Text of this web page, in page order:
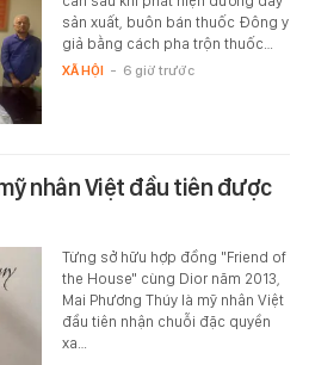
sản xuất, buôn bán thuốc Đông y
giả bằng cách pha trộn thuốc…
XÃ HỘI - 6 giờ trước
nhân Việt đầu tiên được
Từng sở hữu hợp đồng "Friend of
the House" cùng Dior năm 2013,
Mai Phương Thúy là mỹ nhân Việt
đầu tiên nhận chuỗi đặc quyền
xa…